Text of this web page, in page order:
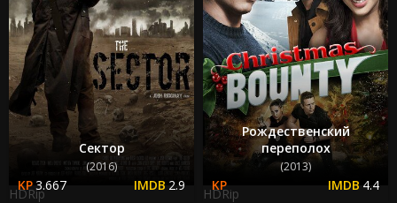
Сектор
(2016)
3.667 2.9
HDRip
Рождественский
переполох
(2013)
4.4
HDRip